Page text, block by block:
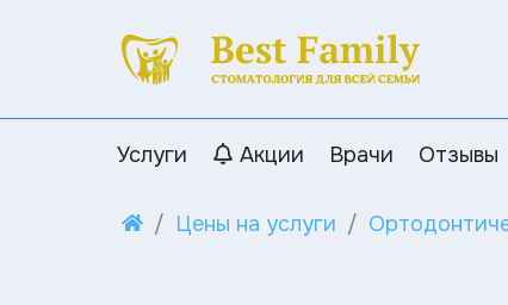
Услуги Акции Врачи Отзывы
Цены на услуги